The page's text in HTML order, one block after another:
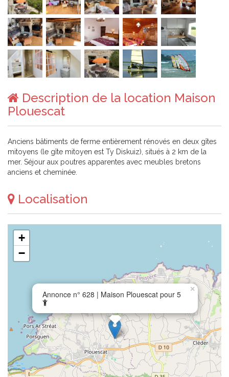
Description de la location Maison
Plouescat
Anciens bâtiments de ferme entièrement rénovés en deux gîtes
mitoyens (le gîte mitoyen est Ty Diskuiz), situés à 2 km de la
mer. Séjour aux poutres apparentes avec meubles bretons
anciens et cheminée.
Localisation
Annonce n° 628 | Maison Plouescat pour 5
×
+
−